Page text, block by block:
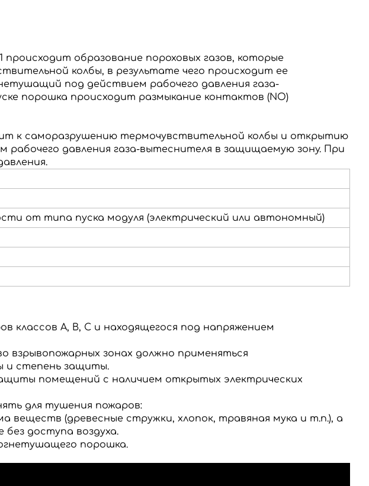
образование пороховых газов, которые
колбы, в результате чего происходит ее
под действием рабочего давления газа-
порошка происходит размыкание контактов (NO)
к саморазрушению термочувствительной колбы и открытию
давления газа-вытеснителя в защищаемую зону. При
от типа пуска модуля (электрический или автономный)
классов А, В, С и находящегося под напряжением
взрывопожарных зонах должно применяться
и степень защиты.
помещений с наличием открытых электрических
для тушения пожаров:
(древесные стружки, хлопок, травяная мука и т.п.), а
доступа воздуха.
порошка.